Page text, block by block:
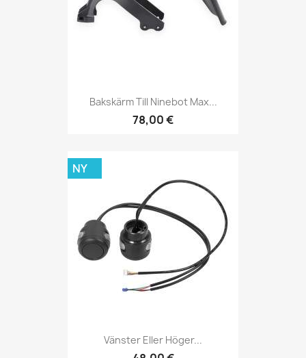
Bakskärm Till Ninebot Max...
78,00 €
Vänster Eller Höger...
NY